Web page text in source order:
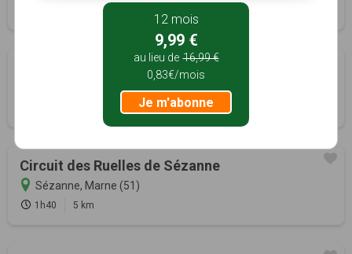
Oyes vous souhaite la bienvenue
Circuit des Ruelles de Sézanne
Sézanne, Marne (51)
1h40 5 km
12 mois
9,99 €
au lieu de 16,99 €
0,83€/mois
Je m'abonne